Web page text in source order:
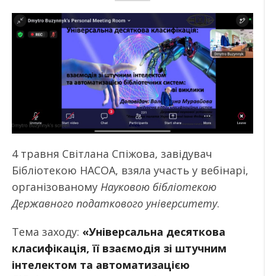
4 травня Світлана Спіжова, завідувач
Бібліотекою НАСОА, взяла участь у вебінарі,
організованому Науковою бібліотекою
Державного податкового університету.
Тема заходу: «Універсальна десяткова
класифікація, її взаємодія зі штучним
інтелектом та автоматизацією